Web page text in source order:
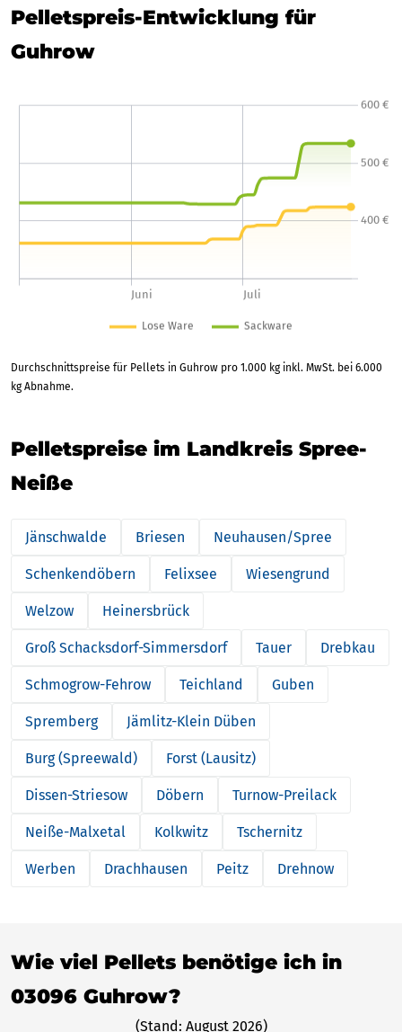
Pelletspreis-Entwicklung für
Guhrow
Durchschnittspreise für Pellets in Guhrow pro 1.000 kg inkl. MwSt. bei 6.000
kg Abnahme.
Pelletspreise im Landkreis Spree-
Neiße
Jänschwalde Briesen Neuhausen/Spree
Schenkendöbern Felixsee Wiesengrund
Welzow Heinersbrück
Groß Schacksdorf-Simmersdorf Tauer Drebkau
Schmogrow-Fehrow Teichland Guben
Spremberg Jämlitz-Klein Düben
Burg (Spreewald) Forst (Lausitz)
Dissen-Striesow Döbern Turnow-Preilack
Neiße-Malxetal Kolkwitz Tschernitz
Werben Drachhausen Peitz Drehnow
Wie viel Pellets benötige ich in
03096 Guhrow?
(Stand: August 2026)